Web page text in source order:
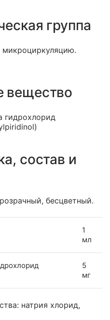
группа
вещество
гидрохлорид
состав и
бесцветный.
1
мл
5
мг
натрия хлорид,